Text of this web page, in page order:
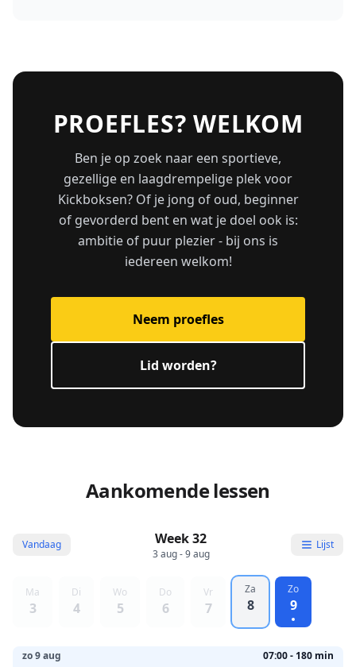
PROEFLES? WELKOM
Ben je op zoek naar een sportieve,
gezellige en laagdrempelige plek voor
Kickboksen? Of je jong of oud, beginner
of gevorderd bent en wat je doel ook is:
ambitie of puur plezier - bij ons is
iedereen welkom!
Neem proefles
Lid worden?
Aankomende lessen
Vandaag Week 32
3 aug - 9 aug
Lijst
Ma
3
Di
4
Wo
5
Do
6
Vr
7
Za
8
Zo
9
zo 9 aug 07:00 - 180 min